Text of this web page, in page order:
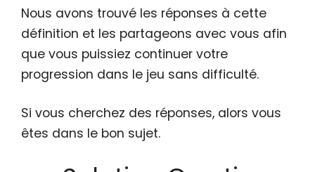
Nous avons trouvé les réponses à cette
définition et les partageons avec vous afin
que vous puissiez continuer votre
progression dans le jeu sans difficulté.
Si vous cherchez des réponses, alors vous
êtes dans le bon sujet.